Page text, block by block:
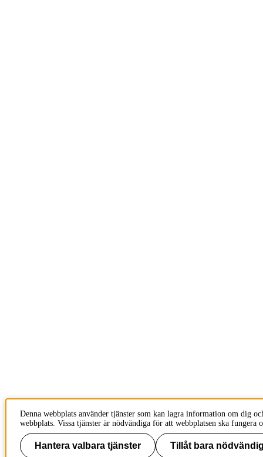
Denna webbplats använder tjänster som kan lagra information om dig
webbplats. Vissa tjänster är nödvändiga för att webbplatsen ska fungera
Hantera valbara tjänster Tillåt bara